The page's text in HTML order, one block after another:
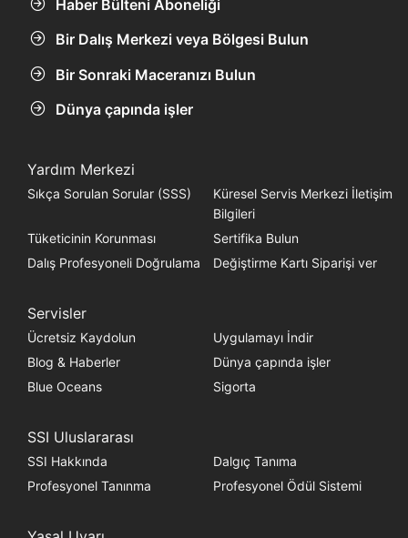
Haber Bülteni Aboneliği
Bir Dalış Merkezi veya Bölgesi Bulun
Bir Sonraki Maceranızı Bulun
Dünya çapında işler
Yardım Merkezi
Sıkça Sorulan Sorular (SSS)
Küresel Servis Merkezi İletişim
Bilgileri
Tüketicinin Korunması
Sertifika Bulun
Dalış Profesyoneli Doğrulama
Değiştirme Kartı Siparişi ver
Servisler
Ücretsiz Kaydolun
Uygulamayı İndir
Blog & Haberler
Dünya çapında işler
Blue Oceans
Sigorta
SSI Uluslararası
SSI Hakkında
Dalgıç Tanıma
Profesyonel Tanınma
Profesyonel Ödül Sistemi